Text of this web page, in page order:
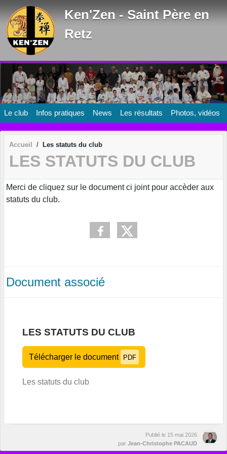
Ken'Zen - Saint Père en
Retz
Le club Infos pratiques News Les résultats Photos, vidéos
Accueil Les statuts du club
LES STATUTS DU CLUB
Merci de cliquez sur le document ci joint pour accèder aux
statuts du club.
Document associé
LES STATUTS DU CLUB
Télécharger le document PDF
Les statuts du club
Publié le 15 mai 2026
par Jean-Christophe PACAUD
Panneau de gestion des cookies